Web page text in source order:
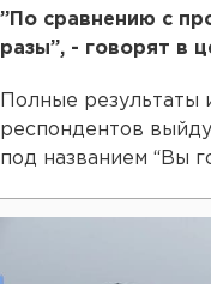
”По сравнению с
разы”, - говорят в
Полные результаты
респондентов
под названием “Вы